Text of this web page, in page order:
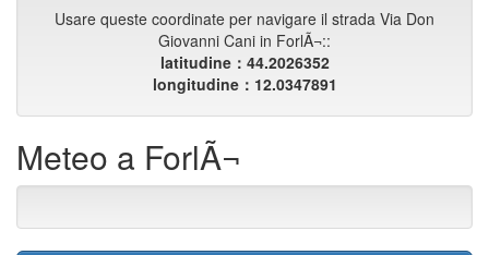
Usare queste coordinate per navigare il strada Via Don
Giovanni Cani in ForlÃ¬::
latitudine：44.2026352
longitudine：12.0347891
Meteo a ForlÃ¬